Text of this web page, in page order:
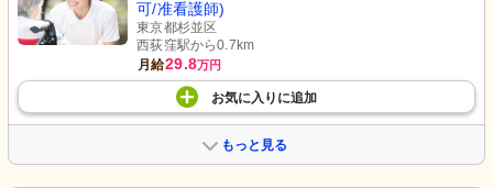
可/准看護師)
東京都杉並区
西荻窪駅から0.7km
月給29.8万円
お気に入り に追加
もっと見る